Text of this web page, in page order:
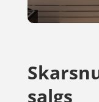
salgs